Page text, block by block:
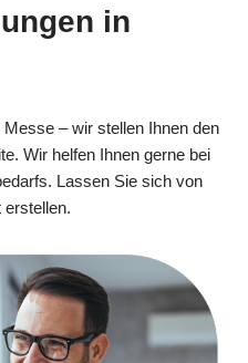
in
– wir stellen Ihnen den
Wir helfen Ihnen gerne bei
Lassen Sie sich von
erstellen.